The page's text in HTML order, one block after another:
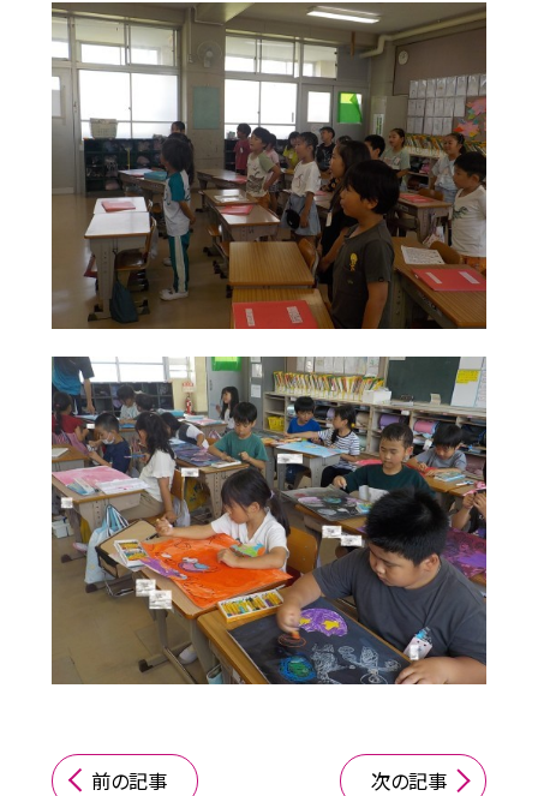
前の記事 次の記事